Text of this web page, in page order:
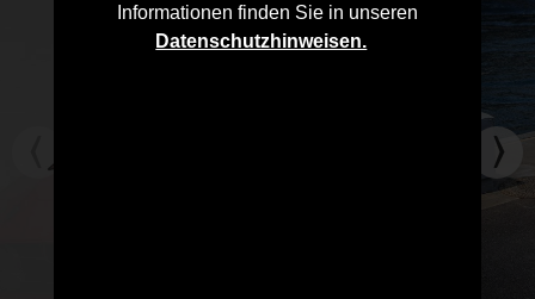
Informationen finden Sie in unseren
Datenschutzhinweisen.